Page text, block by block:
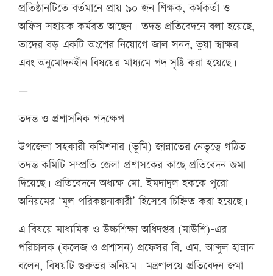
প্রতিষ্ঠানটিতে বর্তমানে প্রায় ৯০ জন শিক্ষক, কর্মকর্তা ও
অফিস সহায়ক কর্মরত আছেন। তদন্ত প্রতিবেদনে বলা হয়েছে,
তাদের বড় একটি অংশের নিয়োগে জাল সনদ, ভুয়া স্বাক্ষর
এবং অনুমোদনহীন বিষয়ের মাধ্যমে পদ সৃষ্টি করা হয়েছে।
—
তদন্ত ও প্রশাসনিক পদক্ষেপ
উপজেলা সহকারী কমিশনার (ভূমি) জান্নাতের নেতৃত্বে গঠিত
তদন্ত কমিটি সম্প্রতি জেলা প্রশাসকের কাছে প্রতিবেদন জমা
দিয়েছে। প্রতিবেদনে অধ্যক্ষ মো. ইমদাদুল হককে পুরো
অনিয়মের ‘মূল পরিকল্পনাকারী’ হিসেবে চিহ্নিত করা হয়েছে।
এ বিষয়ে মাধ্যমিক ও উচ্চশিক্ষা অধিদপ্তর (মাউশি)-এর
পরিচালক (কলেজ ও প্রশাসন) প্রফেসর বি. এম. আব্দুল হান্নান
বলেন, বিষয়টি গুরুতর অনিয়ম। মন্ত্রণালয়ে প্রতিবেদন জমা